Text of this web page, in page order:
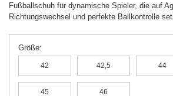
Fußballschuh für dynamische Spieler, die auf
Richtungswechsel und perfekte Ballkontrolle
Größe
42 42,5 44
45 46